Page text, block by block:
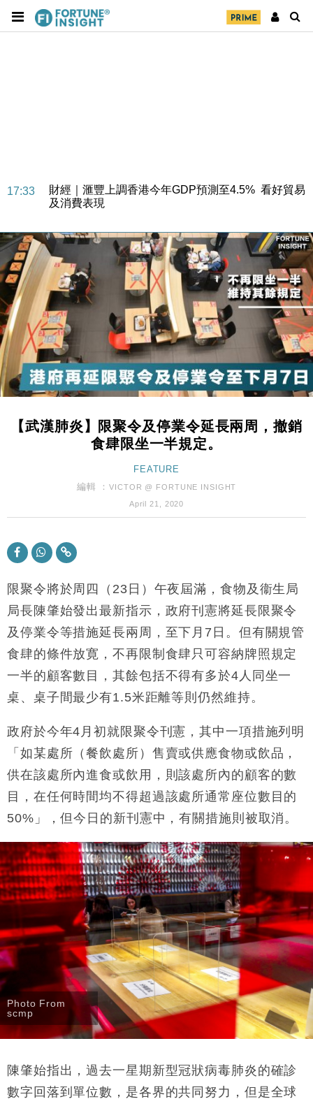
17:33
財經｜滙豐上調香港今年GDP預測至4.5% 看好貿易
及消費表現
損失近6900萬元
16:05
財經｜日經失守6.5萬點後回穩 全周仍升近2%
15:47
財經｜恒隆10月換帥 玩具「反」斗城亞洲CEO蔡德
粦接任
15:11
財經｜韓股反覆波動收跌 連挫7周創逾3年最長跌勢
13:44
財經｜內地7月美元計價出口增近24%勝預期 貿易順
差達1125億美元
12:44
財經｜日本春季三度入市撐日圓 4月單日斥6.28萬億
11:12
國際｜特朗普料美伊戰事快結束 承認部分彈藥庫存緊
財經｜SA售股自救後再出手 斥4億美元押注未上市公
財經｜華僑銀行上半年淨利創新高 中期息增15%至
47仙
17:33
及消費表現
損失近6900萬元
16:05
財經｜日經失守6.5萬點後回穩 全周仍升近2%
15:47
粦接任
15:11
財經｜韓股反覆波動收跌 連挫7周創逾3年最長跌勢
差達1125億美元
12:44
財經｜日本春季三度入市撐日圓 4月單日斥6.28萬億
日圓干預創新高
11:12
國際｜特朗普料美伊戰事快結束 承認部分彈藥庫存緊
張
15:59
財經｜SA售股自救後再出手 斥4億美元押注未上市公
【武漢肺炎】限聚令及停業令延長兩周，撤銷
食肆限坐一半規定。
FEATURE
編輯 ：VICTOR @ FORTUNE INSIGHT
April 21, 2020
限聚令將於周四（23日）午夜屆滿，食物及衞生局
局長陳肇始發出最新指示，政府刊憲將延長限聚令
及停業令等措施延長兩周，至下月7日。但有關規管
食肆的條件放寛，不再限制食肆只可容納牌照規定
一半的顧客數目，其餘包括不得有多於4人同坐一
桌、桌子間最少有1.5米距離等則仍然維持。
政府於今年4月初就限聚令刊憲，其中一項措施列明
「如某處所（餐飲處所）售賣或供應食物或飲品，
供在該處所內進食或飲用，則該處所內的顧客的數
目，在任何時間均不得超過該處所通常座位數目的
50%」，但今日的新刊憲中，有關措施則被取消。
Photo From
scmp
陳肇始指出，過去一星期新型冠狀病毒肺炎的確診
數字回落到單位數，是各界的共同努力，但是全球